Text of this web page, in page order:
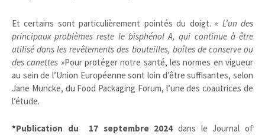
Et certains sont particulièrement pointés du doigt.« L’un des
principaux problèmes reste le bisphénol A, qui continue à être
utilisé dans les revêtements des bouteilles, boîtes de conserve ou
des canettes »Pour protéger notre santé, les normes en vigueur
au sein de l’Union Européenne sont loin d’être suffisantes, selon
Jane Muncke, du Food Packaging Forum, l’une des coautrices de
l’étude.
*Publication du 17 septembre 2024 dans le Journal of